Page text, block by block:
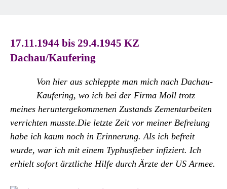
17.11.1944 bis 29.4.1945 KZ
Dachau/Kaufering
Von hier aus schleppte man mich nach Dachau-
Kaufering, wo ich bei der Firma Moll trotz
meines heruntergekommenen Zustands Zementarbeiten
verrichten musste.Die letzte Zeit vor meiner Befreiung
habe ich kaum noch in Erinnerung. Als ich befreit
wurde, war ich mit einem Typhusfieber infiziert. Ich
erhielt sofort ärztliche Hilfe durch Ärzte der US Armee.